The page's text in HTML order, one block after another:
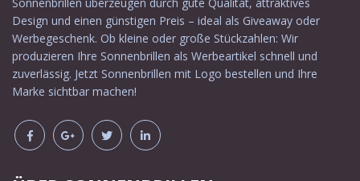
Design und einen günstigen Preis – ideal als Giveaway oder
Werbegeschenk. Ob kleine oder große Stückzahlen: Wir
produzieren Ihre Sonnenbrillen als Werbeartikel schnell und
zuverlässig. Jetzt Sonnenbrillen mit Logo bestellen und Ihre
Marke sichtbar machen!